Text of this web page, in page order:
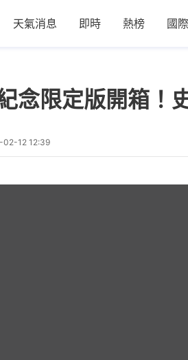
天氣消息 即時 熱榜 國際
念限定版開箱！
02-12 12:39